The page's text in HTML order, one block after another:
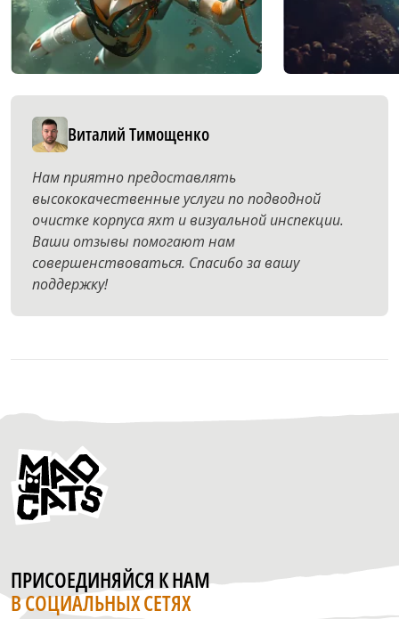
Виталий Тимощенко
Нам приятно предоставлять
высококачественные услуги по подводной
очистке корпуса яхт и визуальной инспекции.
Ваши отзывы помогают нам
совершенствоваться. Спасибо за вашу
поддержку!
ПРИСОЕДИНЯЙСЯ К НАМ
В СОЦИАЛЬНЫХ СЕТЯХ